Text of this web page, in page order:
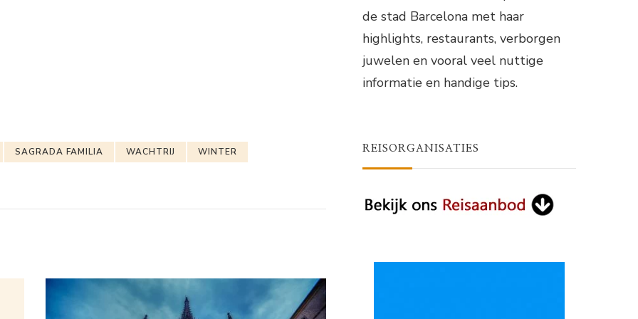
SAGRADA FAMILIA WACHTRIJ WINTER
de stad Barcelona met haar
highlights, restaurants, verborgen
juwelen en vooral veel nuttige
informatie en handige tips.
REISORGANISATIES